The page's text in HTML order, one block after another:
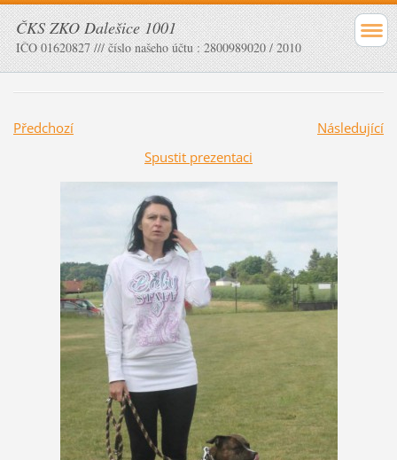
ČKS ZKO Dalešice 1001
IČO 01620827 /// číslo našeho účtu : 2800989020 / 2010
Předchozí
Následující
Spustit prezentaci